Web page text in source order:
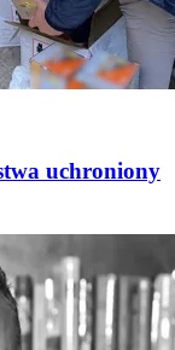
uchroniony